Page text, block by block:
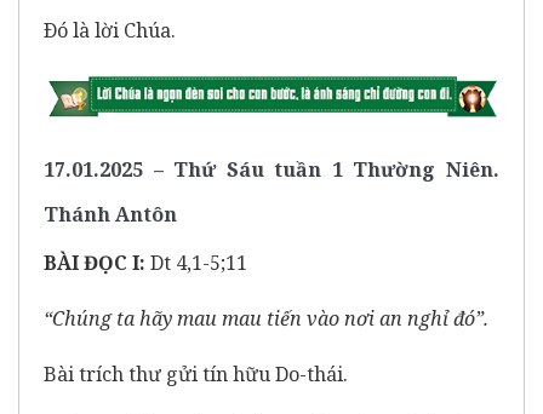
Ðó là lời Chúa.
17.01.2025 – Thứ Sáu tuần 1 Thường Niên.
Thánh Antôn
BÀI ĐỌC I: Dt 4,1-5;11
“Chúng ta hãy mau mau tiến vào nơi an nghỉ đó”.
Bài trích thư gửi tín hữu Do-thái.